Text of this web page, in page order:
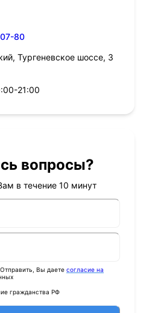
80
Тургеневское шоссе, 3
21:00
вопросы?
в течение 10 минут
Вы даете согласие на
гражданства РФ